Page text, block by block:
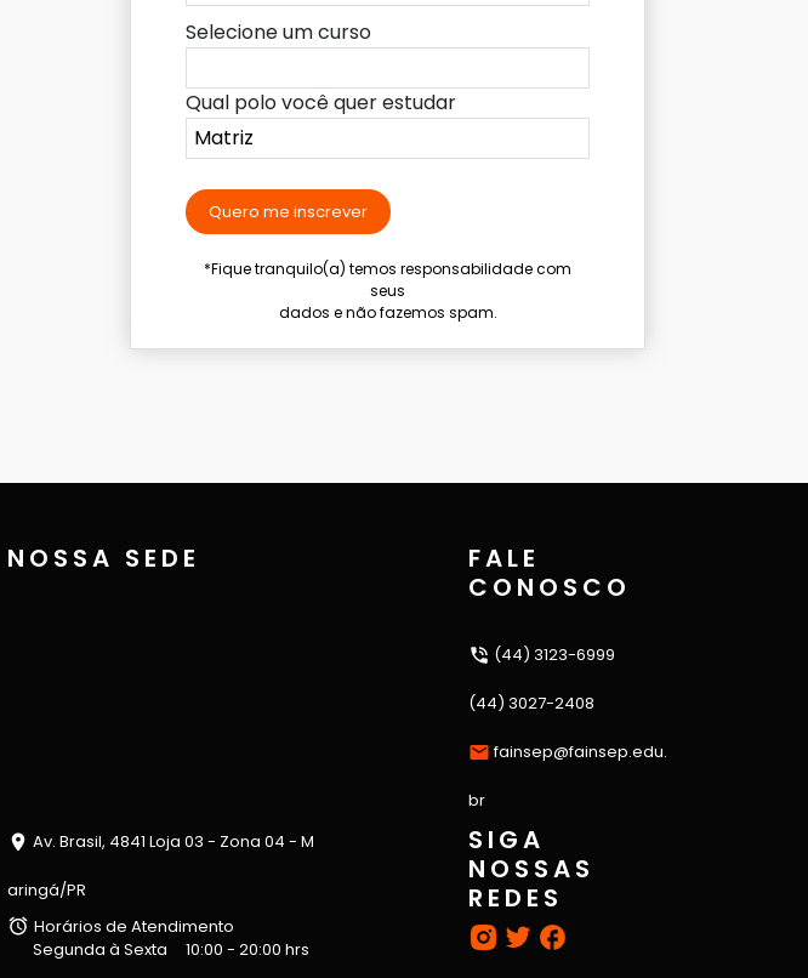
Selecione um curso
Qual polo você quer estudar
Quero me inscrever
*Fique tranquilo(a) temos responsabilidade com
seus
dados e não fazemos spam.
NOSSA SEDE
Av. Brasil, 4841 Loja 03 - Zona 04 - M
aringá/PR
Horários de Atendimento
Segunda à Sexta
10:00 - 20:00 hrs
FALE
CONOSCO
(44) 3123-6999
(44) 3027-2408
fainsep@fainsep.edu.
br
SIGA
NOSSAS
REDES